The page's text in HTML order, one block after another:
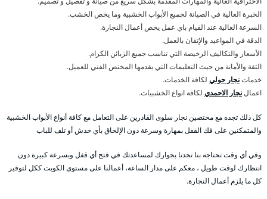
الخبرة العالية في الصيانة لجميع الأبواب الخشبية وما يخص الخشب.
السرعة العالية عند القيام باي عمل يخص أعمال النجارة.
الدقة في المواعيد والإتقان بالعمل.
الأسعار والتكاليف الرخيصة التي تناسب جميع الزبائن الكرام.
الثقة والأمانة من حيث التعليمات التي يقدمها المختص الفني للعميل.
خدماتنجار حولي لكافة الخدمات.
اعمالنجار الاحمدي لكافة انواع الخشبيات.
كل ذلك تجده مع مختصين نجار سلوى القادرين على التعامل مع كافة أنواع الأبواب الخشبية
والمتمكنين على فك القفل بمهارة وسرعة دون الإلحاق بأي خدش أو تلف للباب
وفي أي وقت تحتاجه بنا تجدنا بجوارك لمساعدتك في فتح أي قفل وبسرعة كبيرة دون
انتظارك لوقت طويل ، معكم على مدار الساعة، أعمالنا على مستوى الكويت ككل لتوفير
كل ما يلزم أعمال النجارة.